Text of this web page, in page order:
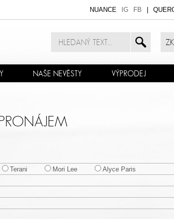
NUANCE IG FB
NAŠE NEVĚSTY VÝPRODEJ
Terani Mori Lee
Alyce Paris